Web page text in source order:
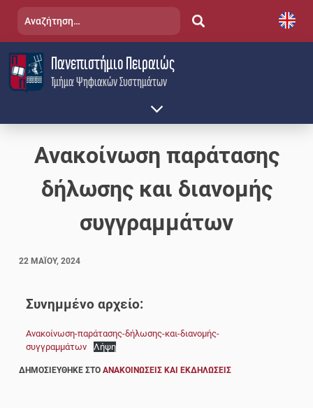
content
Τμήμα Ψηφιακών Συστημάτων
Πανεπιστήμιο Πειραιώς
Αναζήτηση
Ανακοίνωση παράτασης
δήλωσης και διανομής
συγγραμμάτων
22 ΜΑΪ́ΟΥ, 2024
Συνημμένο αρχείο:
Ανακοίνωση-παράτασης-δήλωσης-και-διανομής-
συγγραμμάτων
Λήψη
ΔΗΜΟΣΙΕΎΘΗΚΕ ΣΤΟΑΝΑΚΟΙΝΏΣΕΙΣ ΚΑΙ ΕΚΔΗΛΏΣΕΙΣ